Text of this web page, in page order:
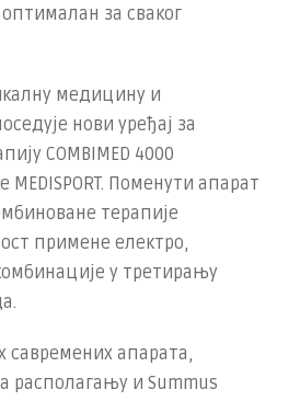
за сваког
медицину и
нови уређaј за
COMBIMED 4000
MEDISPORT. Поменути апарат
терапије
примене електро,
у третирању
савремених апарата,
располагању и Summus